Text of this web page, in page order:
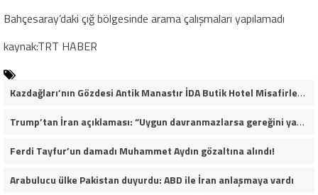
Bahçesaray’daki çığ bölgesinde arama çalışmaları yapılamadı
kaynak:TRT HABER
Kazdağları’nın Gözdesi Antik Manastır İDA Butik Hotel Misafirlerinden Tam Not Alıyor
Trump’tan İran açıklaması: “Uygun davranmazlarsa gereğini yaparım”
Ferdi Tayfur’un damadı Muhammet Aydın gözaltına alındı!
Arabulucu ülke Pakistan duyurdu: ABD ile İran anlaşmaya vardı